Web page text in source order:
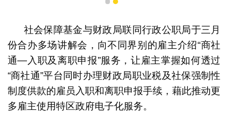
“商社通”入职及离职申报-海报
1 2
社会保障基金与财政局联同行政公职局于三月
份合办多场讲解会，向不同界别的雇主介绍“商社
通—入职及离职申报”服务，让雇主掌握如何透过
“商社通”平台同时办理财政局职业税及社保强制性
制度供款的雇员入职和离职申报手续，藉此推动更
多雇主使用特区政府电子化服务。